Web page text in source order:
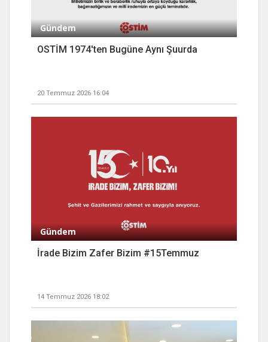
Gündem
OSTİM 1974'ten Bugüne Aynı Şuurda
20 Temmuz 2026 16:04
Gündem
İrade Bizim Zafer Bizim #15Temmuz
14 Temmuz 2026 18:02